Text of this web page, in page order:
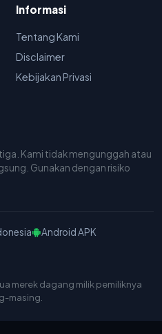
Informasi
Tentang Kami
Disclaimer
Kebijakan Privasi
Kami tidak mengunggah atau
Gunakan dengan risiko
Android APK
merek dagang milik pemiliknya
masing.